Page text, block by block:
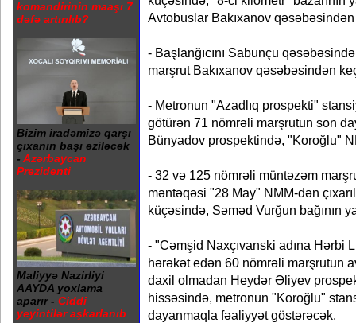
komandirinin maaşı 7
dəfə artırılıb?
Bizim iradəmizə qarşı
çıxanın başı əziləcək
- Azərbaycan
Prezidenti
Maliyyə Nazirliyi
AAYDA yoxlama
aparır - Ciddi
yeyintilər aşkarlanıb
Avtobuslar Bakıxanov
- Başlanğıcını Sabunçu
marşrut Bakıxanov qəsəbəsindən
- Metronun "Azadlıq prospekti"
götürən 71 nömrəli marşrutun son
Bünyadov prospektində, "Koroğlu"
- 32 və 125 nömrəli müntəzəm
məntəqəsi "28 May" NMM-dən
küçəsində, Səməd Vurğun bağının
- "Cəmşid Naxçıvanski adına Hərbi
hərəkət edən 60 nömrəli marşrutun
daxil olmadan Heydər Əliyev
hissəsində, metronun "Koroğlu"
dayanmaqla fəaliyyət göstərəcək.